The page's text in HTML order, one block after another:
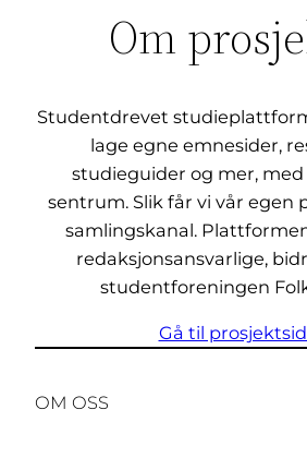
Om
Studentdrevet
lage egne emnesider,
studieguider og mer,
sentrum. Slik får vi vår egen
samlingskanal.
redaksjonsansvarlige,
studentforeningen
Gå til
OM OSS